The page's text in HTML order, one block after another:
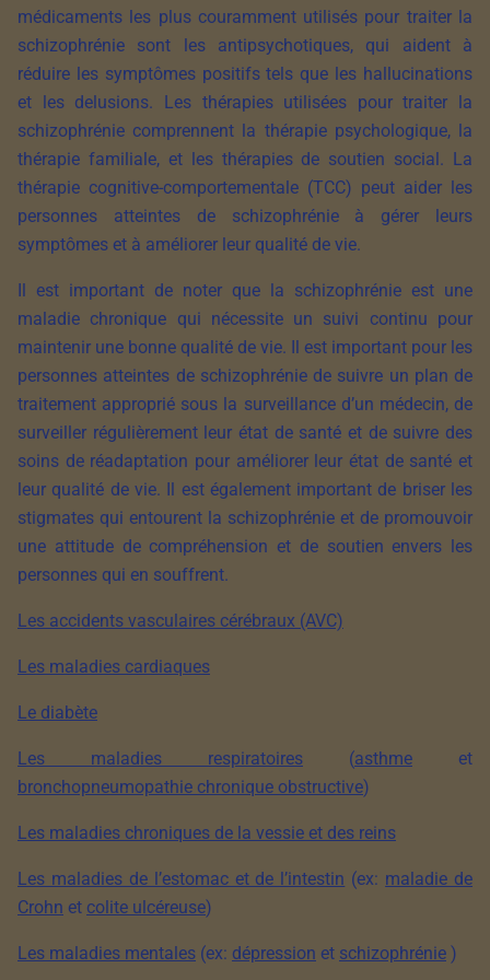
médicaments les plus couramment utilisés pour traiter la
schizophrénie sont les antipsychotiques, qui aident à
réduire les symptômes positifs tels que les hallucinations
et les delusions. Les thérapies utilisées pour traiter la
schizophrénie comprennent la thérapie psychologique, la
thérapie familiale, et les thérapies de soutien social. La
thérapie cognitive-comportementale (TCC) peut aider les
personnes atteintes de schizophrénie à gérer leurs
symptômes et à améliorer leur qualité de vie.
Il est important de noter que la schizophrénie est une
maladie chronique qui nécessite un suivi continu pour
maintenir une bonne qualité de vie. Il est important pour les
personnes atteintes de schizophrénie de suivre un plan de
traitement approprié sous la surveillance d’un médecin, de
surveiller régulièrement leur état de santé et de suivre des
soins de réadaptation pour améliorer leur état de santé et
leur qualité de vie. Il est également important de briser les
stigmates qui entourent la schizophrénie et de promouvoir
une attitude de compréhension et de soutien envers les
personnes qui en souffrent.
Les accidents vasculaires cérébraux (AVC)
Les maladies cardiaques
Le diabète
Les maladies respiratoires (asthme et
bronchopneumopathie chronique obstructive)
Les maladies chroniques de la vessie et des reins
Les maladies de l’estomac et de l’intestin (ex: maladie de
Crohn et colite ulcéreuse)
Les maladies mentales (ex: dépression et schizophrénie )